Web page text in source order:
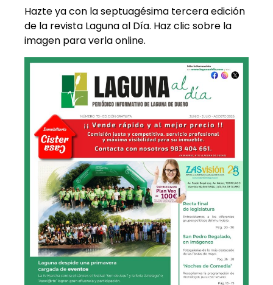
Hazte ya con la septuagésima tercera edición
de la revista Laguna al Día. Haz clic sobre la
imagen para verla online.